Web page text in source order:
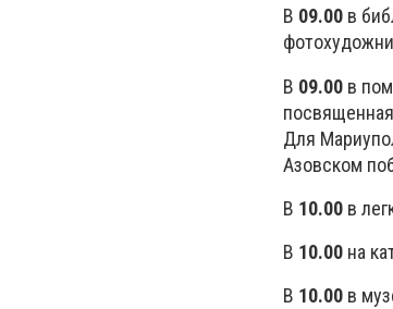
В 09.00 в
В 09.00 в
Для
Азовском
В 10.00 в
В 10.00 на
В 10.00 в